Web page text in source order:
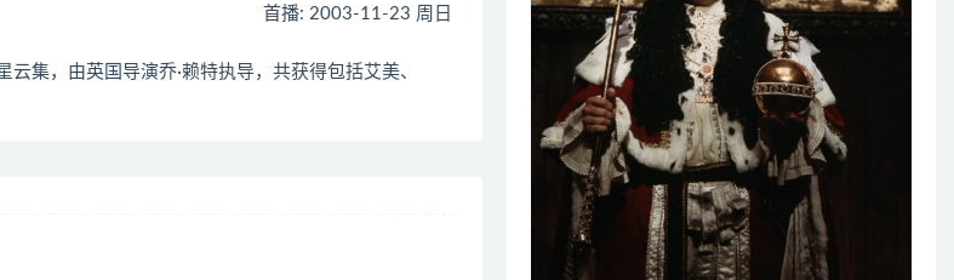
首播: 2003-11-23 周日
集，由英国导演乔·赖特执导，共获得包括艾美、